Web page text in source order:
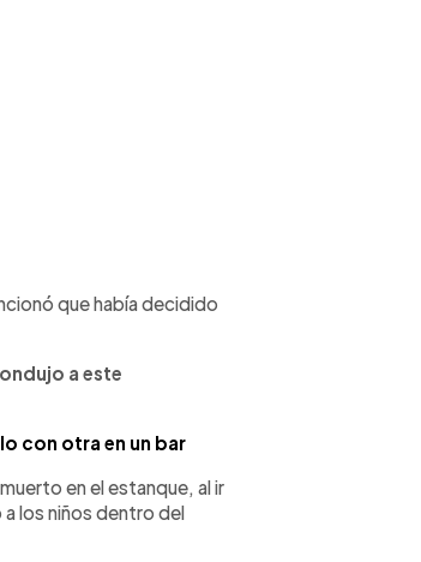
que había decidido
a este
con otra en un bar
en el estanque, al ir
los niños dentro del